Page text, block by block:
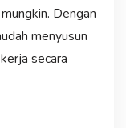
Dengan
menyusun
secara